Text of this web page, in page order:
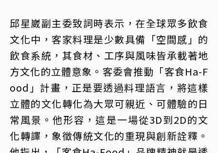
邱星崴副主委致詞時表示，在全球眾多飲食
文化中，客家料理是少數具備「空間感」的
飲食系統，其食材、工序與風味皆承載著地
方文化的立體意象。客委會推動「客食Ha-F
ood」計畫，正是要透過料理語言，將這樣
立體的文化轉化為大眾可親近、可體驗的日
常風景。他形容，這是一場從3D到2D的文
化轉譯，象徵傳統文化的重現與創新詮釋。